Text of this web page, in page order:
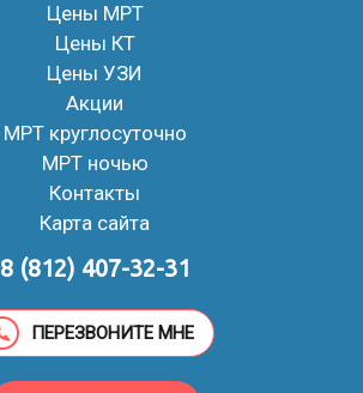
Цены МРТ
Цены КТ
Цены УЗИ
Акции
МРТ круглосуточно
МРТ ночью
Контакты
Карта сайта
8 (812) 407-32-31
ПЕРЕЗВОНИТЕ МНЕ